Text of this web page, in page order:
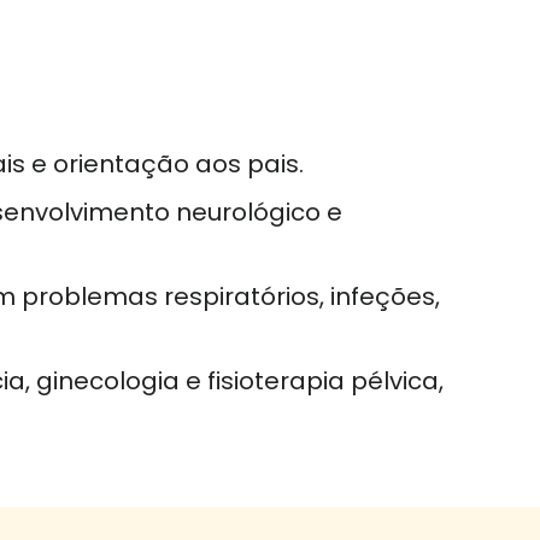
e orientação aos pais.
neurológico e
problemas respiratórios, infeções,
ginecologia e fisioterapia pélvica,